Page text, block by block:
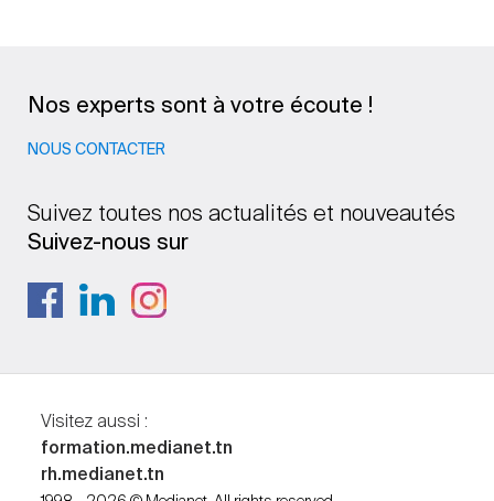
Nos experts sont à votre écoute !
NOUS CONTACTER
Suivez toutes nos actualités et nouveautés
Suivez-nous sur
Visitez aussi :
formation.medianet.tn
rh.medianet.tn